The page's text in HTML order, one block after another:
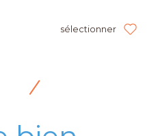
sélectionner